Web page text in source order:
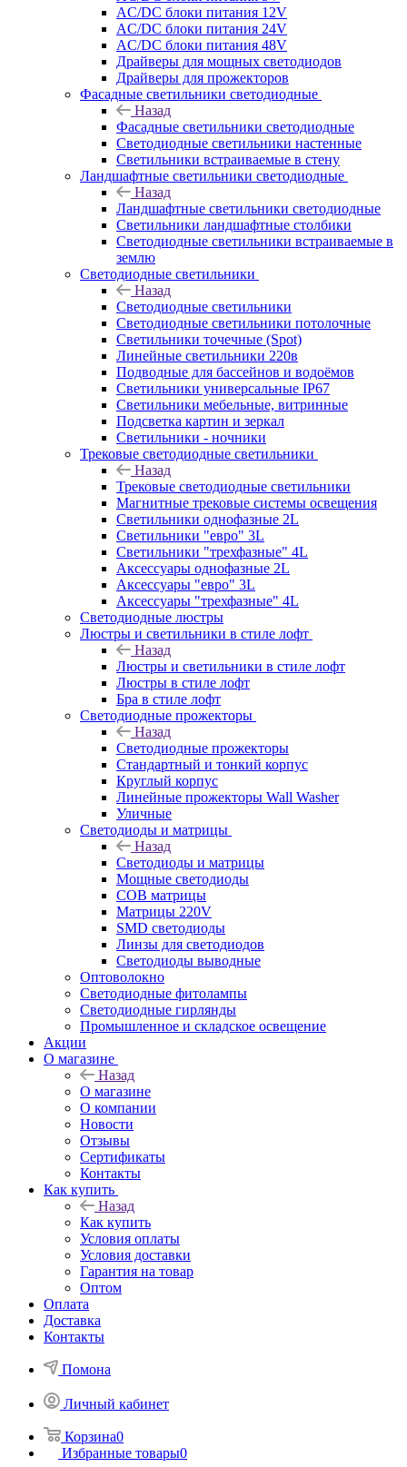
AC/DC блоки питания 12V
AC/DC блоки питания 24V
AC/DC блоки питания 48V
Драйверы для мощных светодиодов
Драйверы для прожекторов
Фасадные светильники светодиодные
Назад
Фасадные светильники светодиодные
Светодиодные светильники настенные
Светильники встраиваемые в стену
Ландшафтные светильники светодиодные
Назад
Ландшафтные светильники светодиодные
Светильники ландшафтные столбики
Светодиодные светильники встраиваемые в
землю
Светодиодные светильники
Назад
Светодиодные светильники
Светодиодные светильники потолочные
Светильники точечные (Spot)
Линейные светильники 220в
Подводные для бассейнов и водоёмов
Светильники универсальные IP67
Светильники мебельные, витринные
Подсветка картин и зеркал
Светильники - ночники
Трековые светодиодные светильники
Назад
Трековые светодиодные светильники
Магнитные трековые системы освещения
Светильники однофазные 2L
Светильники "евро" 3L
Светильники "трехфазные" 4L
Аксессуары однофазные 2L
Аксессуары "евро" 3L
Аксессуары "трехфазные" 4L
Светодиодные люстры
Люстры и светильники в стиле лофт
Назад
Люстры и светильники в стиле лофт
Люстры в стиле лофт
Бра в стиле лофт
Светодиодные прожекторы
Назад
Светодиодные прожекторы
Стандартный и тонкий корпус
Круглый корпус
Линейные прожекторы Wall Washer
Уличные
Светодиоды и матрицы
Назад
Светодиоды и матрицы
Мощные светодиоды
COB матрицы
Матрицы 220V
SMD светодиоды
Линзы для светодиодов
Светодиоды выводные
Оптоволокно
Светодиодные фитолампы
Светодиодные гирлянды
Промышленное и складское освещение
Акции
О магазине
Назад
О магазине
О компании
Новости
Отзывы
Сертификаты
Контакты
Как купить
Назад
Как купить
Условия оплаты
Условия доставки
Гарантия на товар
Оптом
Оплата
Доставка
Контакты
Помона
Личный кабинет
Корзина0
Избранные товары0